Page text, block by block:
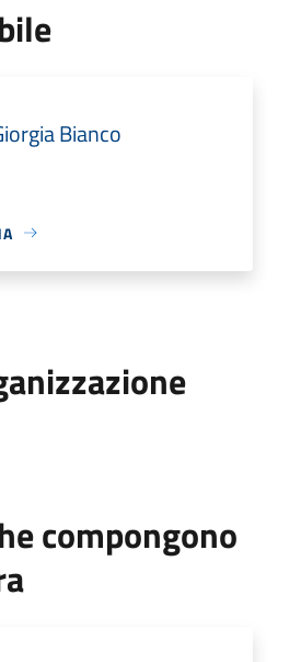
Bianco
compongono